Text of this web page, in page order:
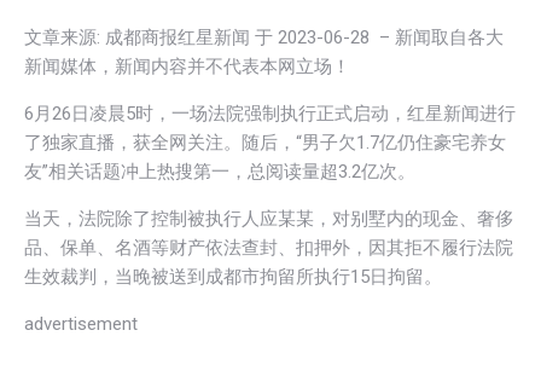
文章来源: 成都商报红星新闻 于 2023-06-28 – 新闻取自各大
新闻媒体，新闻内容并不代表本网立场！
6月26日凌晨5时，一场法院强制执行正式启动，红星新闻进行
了独家直播，获全网关注。随后，“男子欠1.7亿仍住豪宅养女
友”相关话题冲上热搜第一，总阅读量超3.2亿次。
当天，法院除了控制被执行人应某某，对别墅内的现金、奢侈
品、保单、名酒等财产依法查封、扣押外，因其拒不履行法院
生效裁判，当晚被送到成都市拘留所执行15日拘留。
advertisement